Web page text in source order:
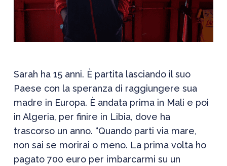
Sarah ha 15 anni. È partita lasciando il suo
Paese con la speranza di raggiungere sua
madre in Europa. È andata prima in Mali e poi
in Algeria, per finire in Libia, dove ha
trascorso un anno. “Quando parti via mare,
non sai se morirai o meno. La prima volta ho
pagato 700 euro per imbarcarmi su un